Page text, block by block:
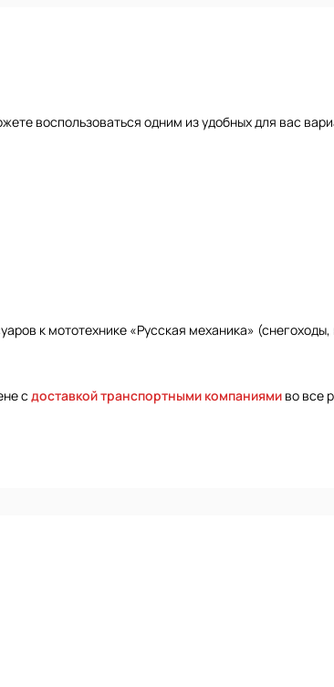
воспользоваться одним из удобных для вас
к мототехнике «Русская механика»
с доставкой транспортными компаниями во все